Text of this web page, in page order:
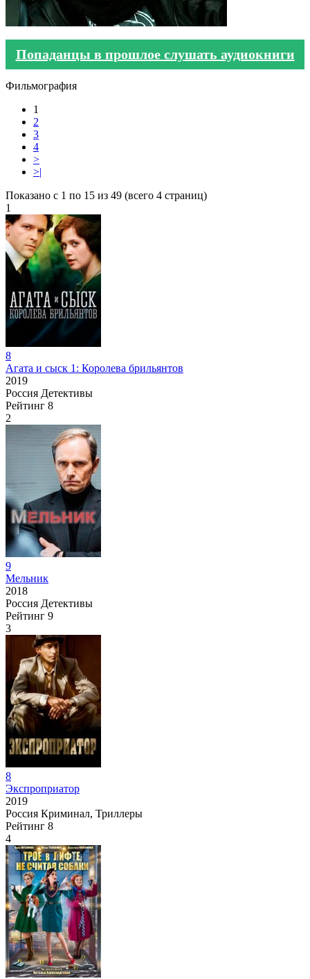
Попаданцы в прошлое слушать аудиокниги
Фильмография
1
2
3
4
>
>|
Показано с 1 по 15 из 49 (всего 4 страниц)
1
8
Агата и сыск 1: Королева брильянтов
2019
Россия Детективы
Рейтинг 8
2
9
Мельник
2018
Россия Детективы
Рейтинг 9
3
8
Экспроприатор
2019
Россия Криминал, Триллеры
Рейтинг 8
4